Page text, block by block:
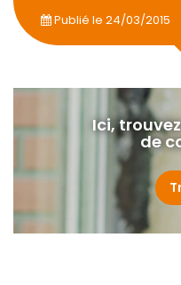
Publié le 24/03/2015
Ici,
de